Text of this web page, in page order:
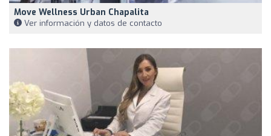
Move Wellness Urban Chapalita
Ver información y datos de contacto